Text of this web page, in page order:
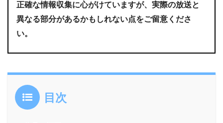
正確な情報収集に心がけていますが、実際の放送と
異なる部分があるかもしれない点をご留意くださ
い。
目次